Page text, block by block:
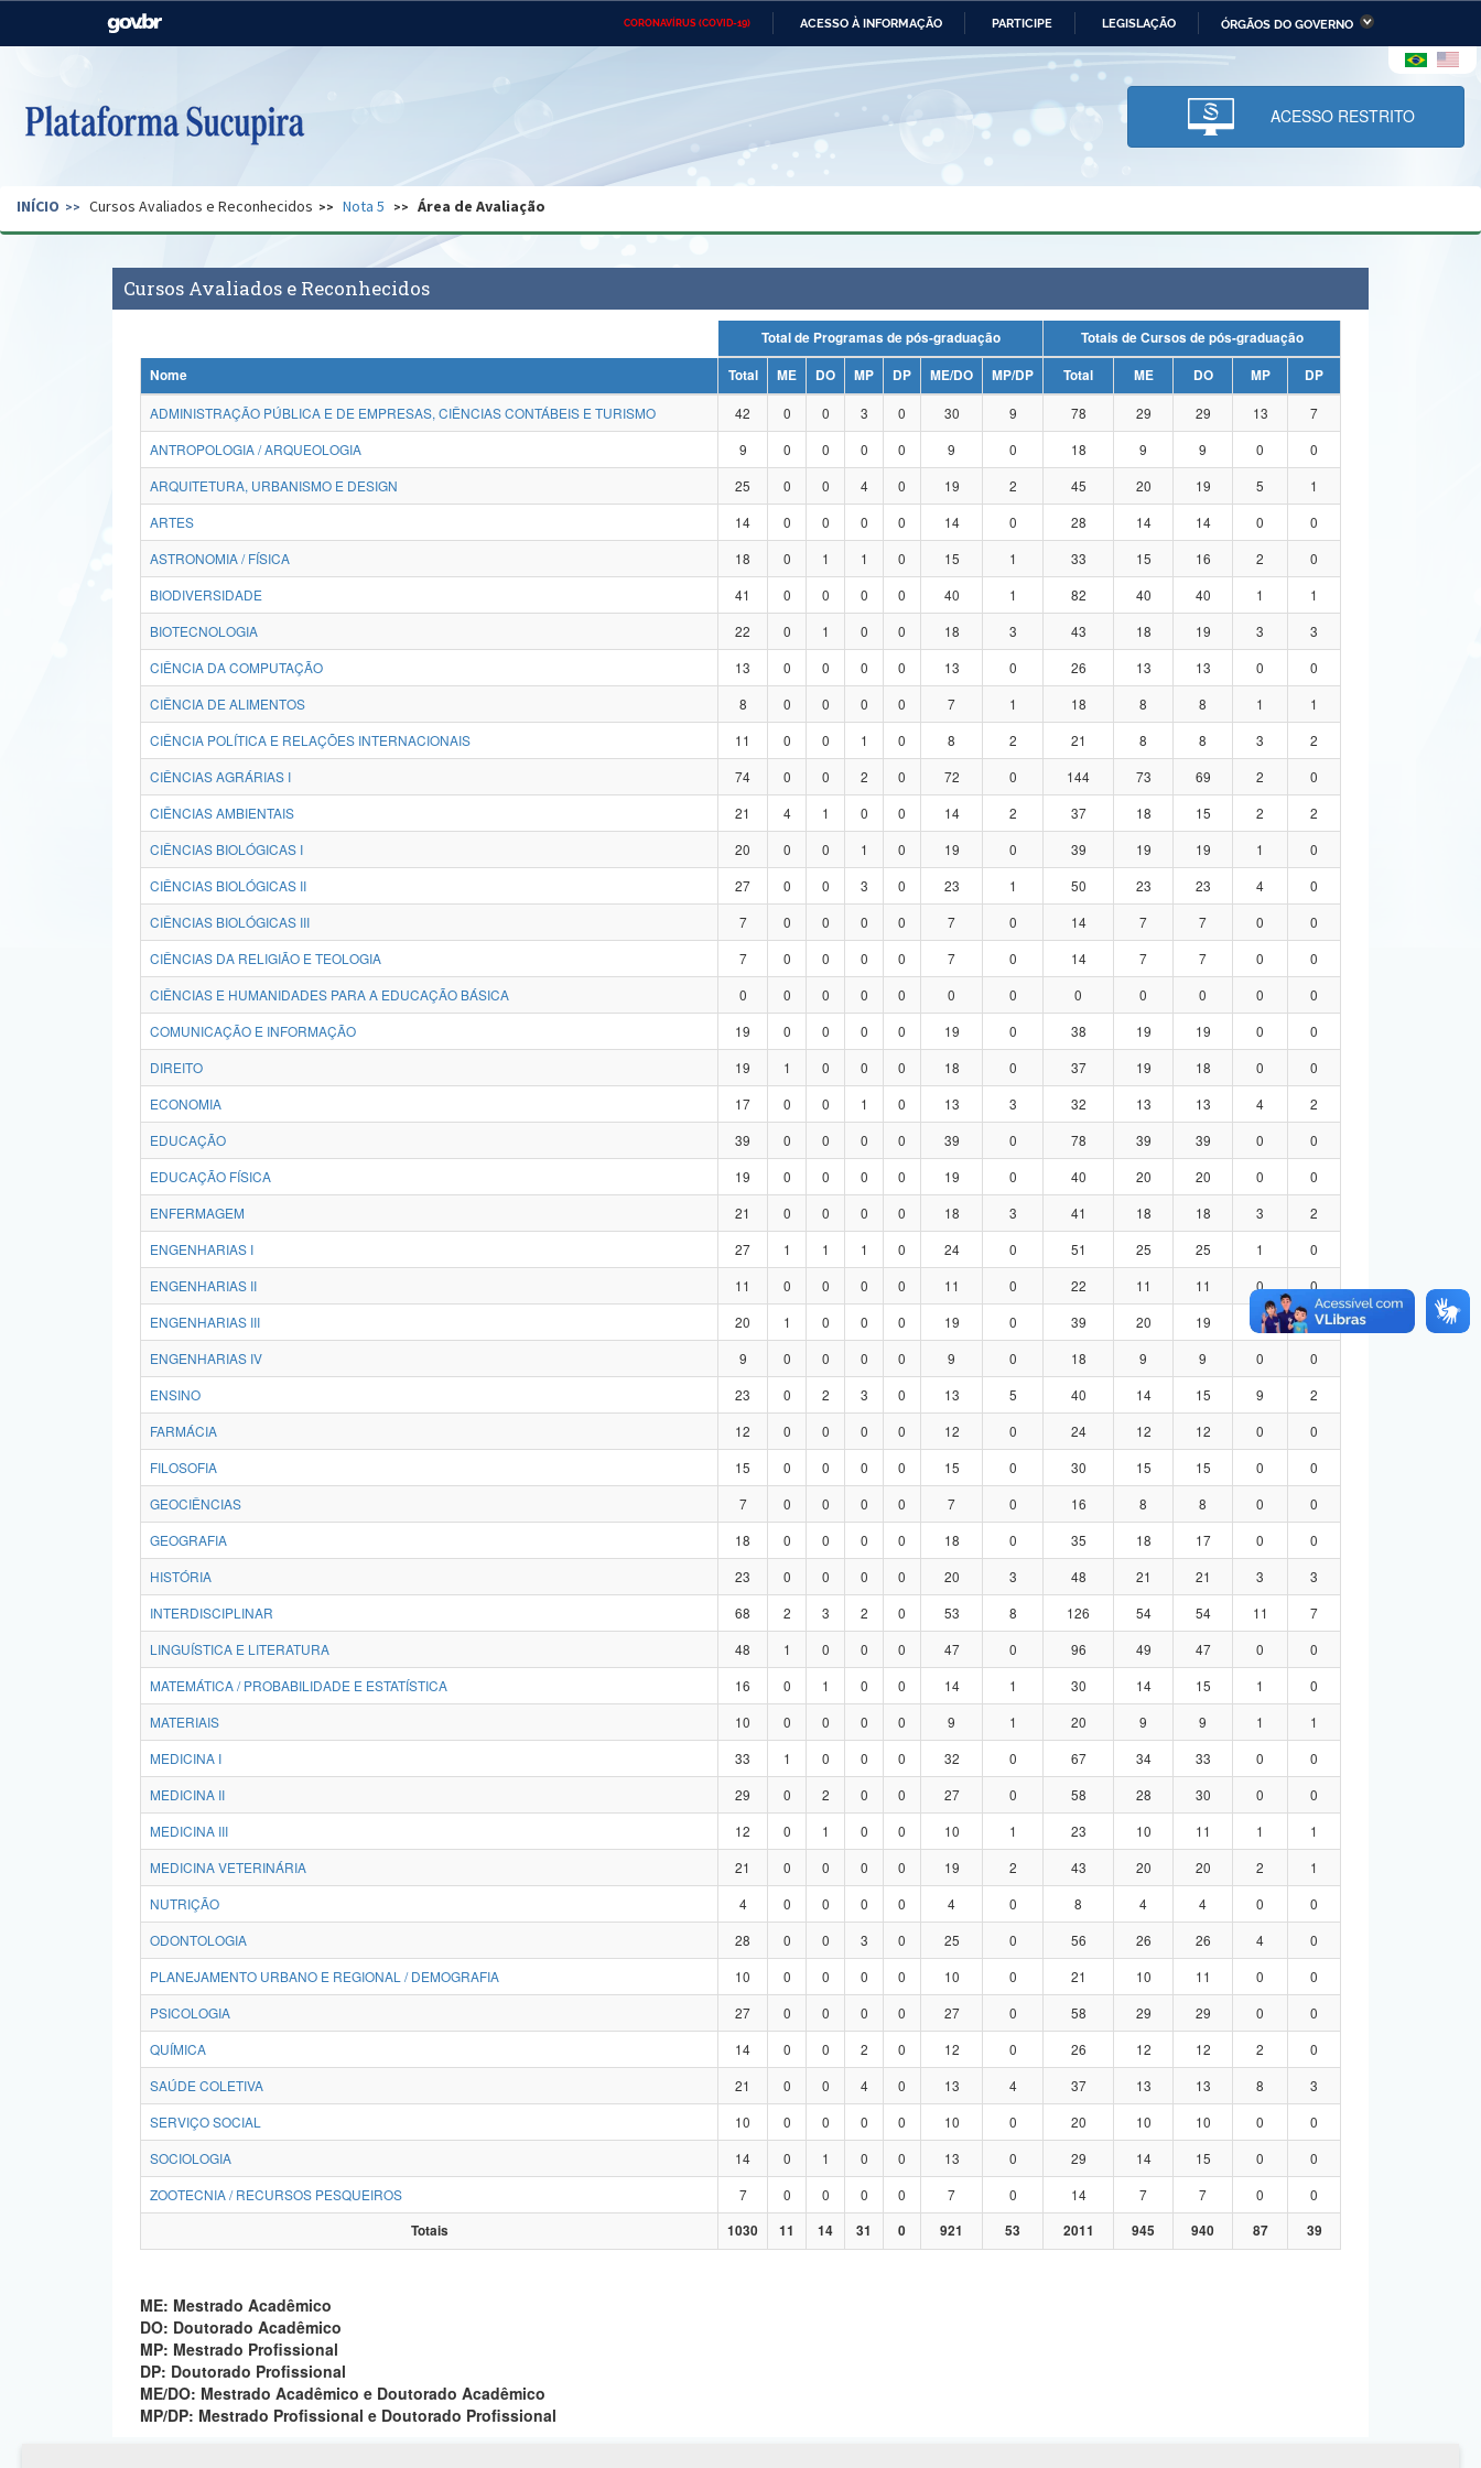
CORONAVÍRUS (COVID-19) ACESSO À INFORMAÇÃO PARTICIPE LEGISLAÇÃO ÓRGÃOS DO GOVERNO
Casa Civil Ministério das Relações Ministério da Economia Ministério da Infraestrutura
Pecuária e Abastecimento
Ministério da Ciência,
Tecnologia, Inovações e
Comunicações
Ministério do Desenvolvimento
Regional e dos Direitos Humanos
Secretaria de Governo Gabinete de Segurança Advocacia-Geral da União Banco Central do Brasil Planalto
ACESSO RESTRITO
INÍCIO Cursos Avaliados e Reconhecidos Nota 5 Área de Avaliação
Cursos Avaliados e Reconhecidos
Total de Programas de pós-graduação
Totais de Cursos de pós-graduação
Nome
Total ME DO MP DP ME/DO MP/DP Total ME DO MP
DP
ADMINISTRAÇÃO PÚBLICA E DE EMPRESAS, CIÊNCIAS CONTÁBEIS E TURISMO
42 0 0 3 0 30 9 78 29 29 13
7
ANTROPOLOGIA / ARQUEOLOGIA
9 0 0 0 0 9 0 18 9 9 0
0
ARQUITETURA, URBANISMO E DESIGN
25 0 0 4 0 19 2 45 20 19 5
1
ARTES
14 0 0 0 0 14 0 28 14 14 0
0
ASTRONOMIA / FÍSICA
18 0 1 1 0 15 1 33 15 16 2
0
BIODIVERSIDADE
41 0 0 0 0 40 1 82 40 40 1
1
BIOTECNOLOGIA
22 0 1 0 0 18 3 43 18 19 3
3
CIÊNCIA DA COMPUTAÇÃO
13 0 0 0 0 13 0 26 13 13 0
0
CIÊNCIA DE ALIMENTOS
8 0 0 0 0 7 1 18 8 8 1
1
CIÊNCIA POLÍTICA E RELAÇÕES INTERNACIONAIS
11 0 0 1 0 8 2 21 8 8 3
2
CIÊNCIAS AGRÁRIAS I
74 0 0 2 0 72 0 144 73 69 2
0
CIÊNCIAS AMBIENTAIS
21 4 1 0 0 14 2 37 18 15 2
2
CIÊNCIAS BIOLÓGICAS I
20 0 0 1 0 19 0 39 19 19 1
0
CIÊNCIAS BIOLÓGICAS II
27 0 0 3 0 23 1 50 23 23 4
0
CIÊNCIAS BIOLÓGICAS III
7 0 0 0 0 7 0 14 7 7 0
0
CIÊNCIAS DA RELIGIÃO E TEOLOGIA
7 0 0 0 0 7 0 14 7 7 0
0
CIÊNCIAS E HUMANIDADES PARA A EDUCAÇÃO BÁSICA
0 0 0 0 0 0 0 0 0 0 0
0
COMUNICAÇÃO E INFORMAÇÃO
19 0 0 0 0 19 0 38 19 19 0
0
DIREITO
19 1 0 0 0 18 0 37 19 18 0
0
ECONOMIA
17 0 0 1 0 13 3 32 13 13 4
2
EDUCAÇÃO
39 0 0 0 0 39 0 78 39 39 0
0
EDUCAÇÃO FÍSICA
19 0 0 0 0 19 0 40 20 20 0
0
ENFERMAGEM
21 0 0 0 0 18 3 41 18 18 3
2
ENGENHARIAS I
27 1 1 1 0 24 0 51 25 25 1
0
ENGENHARIAS II
11 0 0 0 0 11 0 22 11 11 0
0
ENGENHARIAS III
20 1 0 0 0 19 0 39 20 19 0
0
ENGENHARIAS IV
9 0 0 0 0 9 0 18 9 9 0
0
ENSINO
23 0 2 3 0 13 5 40 14 15 9
2
FARMÁCIA
12 0 0 0 0 12 0 24 12 12 0
0
FILOSOFIA
15 0 0 0 0 15 0 30 15 15 0
0
GEOCIÊNCIAS
7 0 0 0 0 7 0 16 8 8 0
0
GEOGRAFIA
18 0 0 0 0 18 0 35 18 17 0
0
HISTÓRIA
23 0 0 0 0 20 3 48 21 21 3
3
INTERDISCIPLINAR
68 2 3 2 0 53 8 126 54 54 11
7
LINGUÍSTICA E LITERATURA
48 1 0 0 0 47 0 96 49 47 0
0
MATEMÁTICA / PROBABILIDADE E ESTATÍSTICA
16 0 1 0 0 14 1 30 14 15 1
0
MATERIAIS
10 0 0 0 0 9 1 20 9 9 1
1
MEDICINA I
33 1 0 0 0 32 0 67 34 33 0
0
MEDICINA II
29 0 2 0 0 27 0 58 28 30 0
0
MEDICINA III
12 0 1 0 0 10 1 23 10 11 1
1
MEDICINA VETERINÁRIA
21 0 0 0 0 19 2 43 20 20 2
1
NUTRIÇÃO
4 0 0 0 0 4 0 8 4 4 0
0
ODONTOLOGIA
28 0 0 3 0 25 0 56 26 26 4
0
PLANEJAMENTO URBANO E REGIONAL / DEMOGRAFIA
10 0 0 0 0 10 0 21 10 11 0
0
PSICOLOGIA
27 0 0 0 0 27 0 58 29 29 0
0
QUÍMICA
14 0 0 2 0 12 0 26 12 12 2
0
SAÚDE COLETIVA
21 0 0 4 0 13 4 37 13 13 8
3
SERVIÇO SOCIAL
10 0 0 0 0 10 0 20 10 10 0
0
SOCIOLOGIA
14 0 1 0 0 13 0 29 14 15 0
0
ZOOTECNIA / RECURSOS PESQUEIROS
7 0 0 0 0 7 0 14 7 7 0
0
Totais
1030 11 14 31 0 921 53 2011 945 940 87 39
ME: Mestrado Acadêmico
DO: Doutorado Acadêmico
MP: Mestrado Profissional
DP: Doutorado Profissional
ME/DO: Mestrado Acadêmico e Doutorado Acadêmico
MP/DP: Mestrado Profissional e Doutorado Profissional